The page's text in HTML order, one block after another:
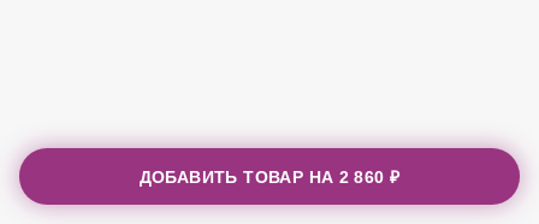
ДОБАВИТЬ ТОВАР НА 2 860 ₽